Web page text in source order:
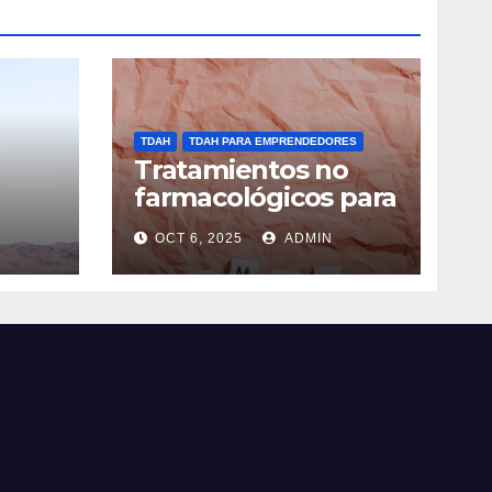
TDAH TDAH PARA EMPRENDEDORES
Tratamientos no
farmacológicos para
TDAH: opciones
prácticas
OCT 6, 2025 ADMIN